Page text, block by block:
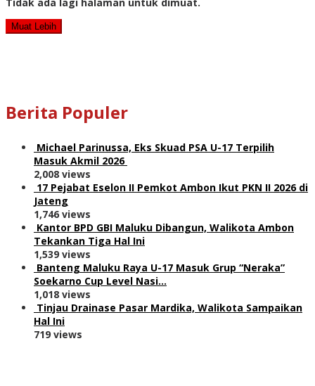
Tidak ada lagi halaman untuk dimuat.
Muat Lebih
Berita Populer
Michael Parinussa, Eks Skuad PSA U-17 Terpilih
Masuk Akmil 2026
2,008 views
17 Pejabat Eselon II Pemkot Ambon Ikut PKN II 2026 di
Jateng
1,746 views
Kantor BPD GBI Maluku Dibangun, Walikota Ambon
Tekankan Tiga Hal Ini
1,539 views
Banteng Maluku Raya U-17 Masuk Grup “Neraka”
Soekarno Cup Level Nasi…
1,018 views
Tinjau Drainase Pasar Mardika, Walikota Sampaikan
Hal Ini
719 views